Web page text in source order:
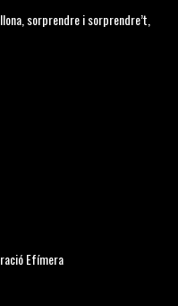
sorprendre i sorprendre’t,
Efímera